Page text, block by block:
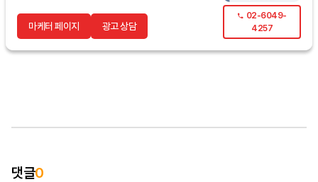
마케터 페이지 광고 상담
02-6049-
4257
댓글0